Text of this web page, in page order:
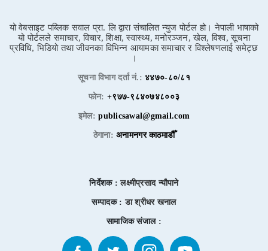
यो वेबसाइट पब्लिक सवाल प्रा. लि द्वारा संचालित न्युज पोर्टल हो। नेपाली भाषाको
यो पोर्टलले समाचार, विचार, शिक्षा, स्वास्थ्य, मनोरञ्जन, खेल, विश्व, सूचना
प्रविधि, भिडियो तथा जीवनका विभिन्न आयामका समाचार र विश्लेषणलाई समेट्छ
।
सूचना विभाग दर्ता नं.: ४४७०-८०/८१
फोन: +९७७-९८४०७४८००३
इमेल:publicsawal@gmail.com
ठेगाना:अनामनगर काठमाडौँ
निर्देशक :लक्ष्मीप्रसाद न्यौपाने
सम्पादक :डा श्रीधर खनाल
सामाजिक संजाल :